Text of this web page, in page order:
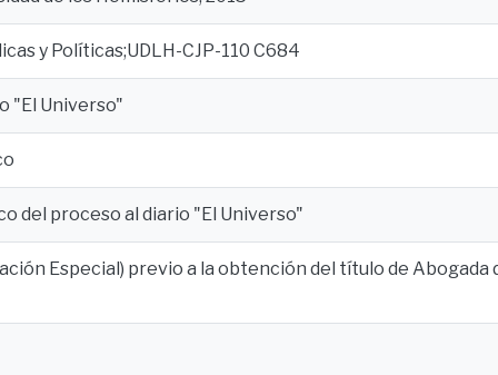
y Políticas;UDLH-CJP-110 C684
"El Universo"
del proceso al diario "El Universo"
Especial) previo a la obtención del título de Abogada